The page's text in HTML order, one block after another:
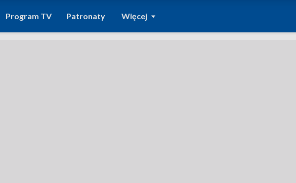
Program TV Patronaty Więcej